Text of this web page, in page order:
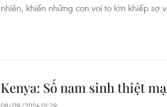
nhiên, khiến những con voi to lớn khiếp sợ
Kenya: Số nam sinh thiệt